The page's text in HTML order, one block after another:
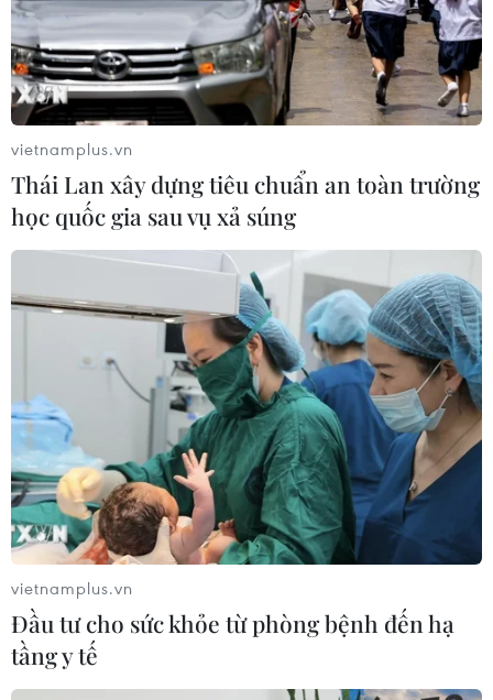
Tuyên án sơ thẩm vụ án sai phạm trong
đền bù Dự án Thủy điện Sơn La
30/07/2019 14:22
Tòa án nhân dân tỉnh Sơn La đã tuyên án sơ thẩm, theo
đó, các bị cáo Trương Tuấn Dũng, Phan Tiến Diện, Phan
Đức Chính cùng chịu hình phạt tù 6 năm 6 tháng.
vietnamplus.vn
Thái Lan xây dựng tiêu chuẩn an toàn trường
học quốc gia sau vụ xả súng
vietnamplus.vn
Đầu tư cho sức khỏe từ phòng bệnh đến hạ
tầng y tế